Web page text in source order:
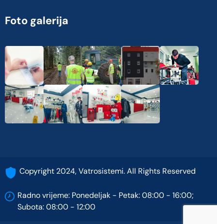
Foto galerija
Copyright 2024, Vatrosistemi. All Rights Reserved
Radno vrijeme: Ponedeljak - Petak: 08:00 - 16:00;
Subota: 08:00 - 12:00